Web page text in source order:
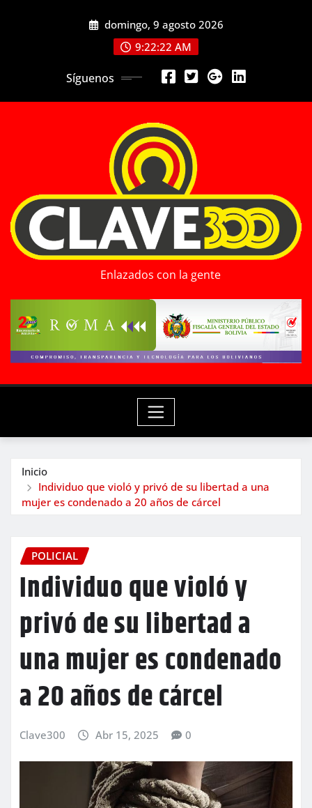
domingo, 9 agosto 2026
9:22:23 AM
Síguenos
Enlazados con la gente
Inicio
Individuo que violó y privó de su libertad a una
mujer es condenado a 20 años de cárcel
POLICIAL
Individuo que violó y
privó de su libertad a
una mujer es condenado
a 20 años de cárcel
Clave300 Abr 15, 2025 0